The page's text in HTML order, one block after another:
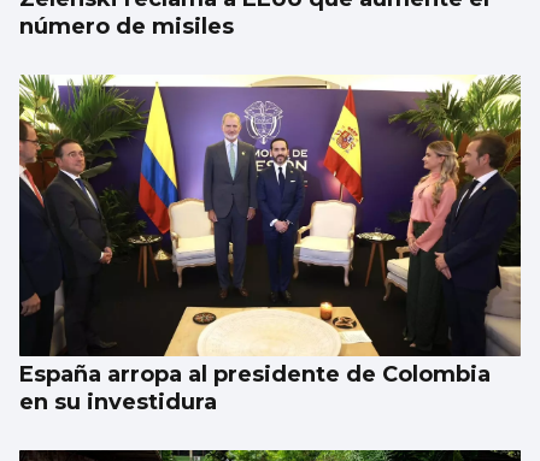
número de misiles
España arropa al presidente de Colombia
en su investidura